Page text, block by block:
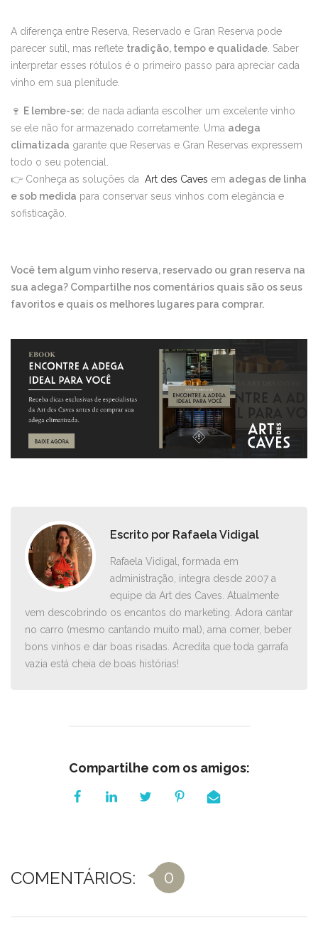
A diferença entre Reserva, Reservado e Gran Reserva pode
parecer sutil, mas reflete tradição, tempo e qualidade . Saber
interpretar esses rótulos é o primeiro passo para apreciar cada
vinho em sua plenitude.
🍷 E lembre-se: de nada adianta escolher um excelente vinho
se ele não for armazenado corretamente. Uma adega
climatizada garante que Reservas e Gran Reservas expressem
todo o seu potencial.
👉 Conheça as soluções da Art des Caves em adegas de linha
e sob medida para conservar seus vinhos com elegância e
sofisticação.
Você tem algum vinho reserva, reservado ou gran reserva na
sua adega? Compartilhe nos comentários quais são os seus
favoritos e quais os melhores lugares para comprar.
Escrito por Rafaela Vidigal
Rafaela Vidigal, formada em
administração, integra desde 2007 a
equipe da Art des Caves. Atualmente
vem descobrindo os encantos do marketing. Adora cantar
no carro ­(mesmo cantando muito mal), ama comer, beber
bons vinhos e dar boas risadas. Acredita que toda garrafa
vazia está cheia de boas histórias!
Compartilhe com os amigos:
COMENTÁRIOS: 0